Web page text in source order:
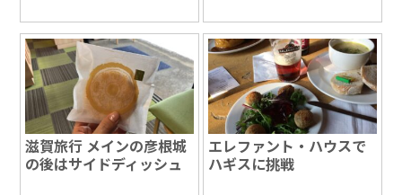
滋賀旅行 メインの彦根城
の後はサイドディッシュ
エレファント・ハウスで
ハギスに挑戦